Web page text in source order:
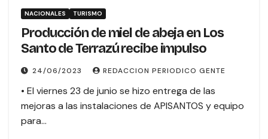
NACIONALES TURISMO
Producción de miel de abeja en Los
Santo de Terrazú recibe impulso
24/06/2023 REDACCION PERIODICO GENTE
• El viernes 23 de junio se hizo entrega de las
mejoras a las instalaciones de APISANTOS y equipo
para…